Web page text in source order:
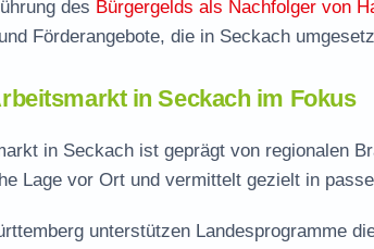
des Bürgergelds als Nachfolger von
Förderangebote, die in Seckach
in Seckach im Fokus
in Seckach ist geprägt von regionalen
Lage vor Ort und vermittelt gezielt in
unterstützen Landesprogramme